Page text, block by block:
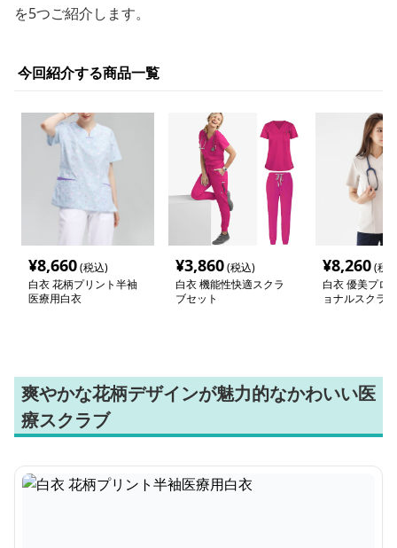
を5つご紹介します。
今回紹介する商品一覧
¥8,660(税込)
白衣 花柄プリント半袖
医療用白衣
¥3,860(税込)
白衣 機能性快適スクラ
ブセット
¥8,260(税
白衣 優美プロ
ョナルスクラブ
爽やかな花柄デザインが魅力的なかわいい医
療スクラブ